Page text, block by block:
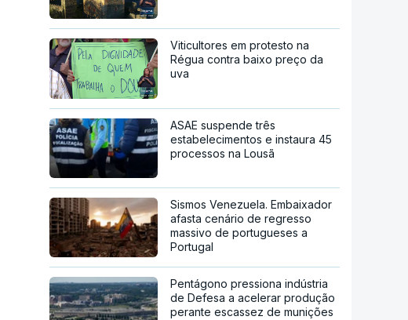
Viticultores em protesto na
Régua contra baixo preço da
uva
ASAE suspende três
estabelecimentos e instaura 45
processos na Lousã
Sismos Venezuela. Embaixador
afasta cenário de regresso
massivo de portugueses a
Portugal
Pentágono pressiona indústria
de Defesa a acelerar produção
perante escassez de munições